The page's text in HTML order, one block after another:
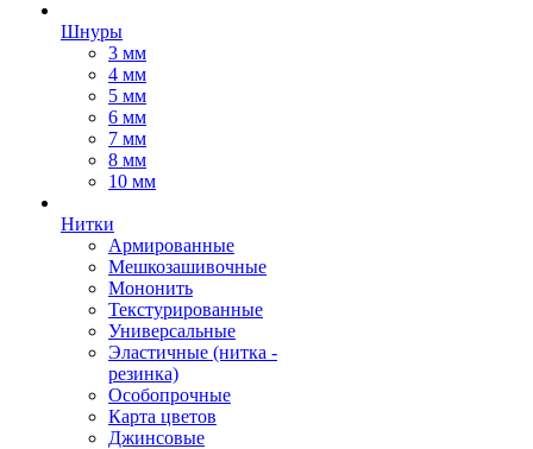
Шнуры
3 мм
4 мм
5 мм
6 мм
7 мм
8 мм
10 мм
Нитки
Армированные
Мешкозашивочные
Мононить
Текстурированные
Универсальные
Эластичные (нитка -
резинка)
Особопрочные
Карта цветов
Джинсовые